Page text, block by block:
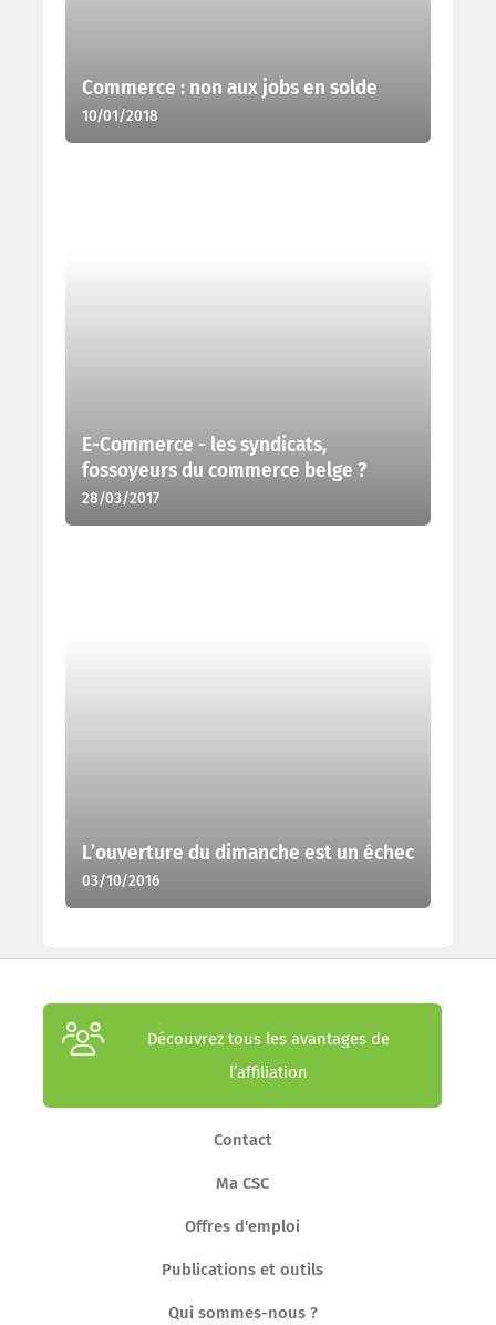
Commerce : non aux jobs en solde
10/01/2018
E-Commerce - les syndicats,
fossoyeurs du commerce belge ?
28/03/2017
L’ouverture du dimanche est un échec
03/10/2016
Découvrez tous les avantages de
l’affiliation
Contact
Ma CSC
Offres d'emploi
Publications et outils
Qui sommes-nous ?